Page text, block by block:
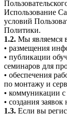
Использование
условий
Политики.
1.2. Мы являемся
• размещения
• публикации
семинаров для
• обеспечения
по монтажу и
• коммуникации с
• создания
1.3. Если вы